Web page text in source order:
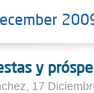
y
17